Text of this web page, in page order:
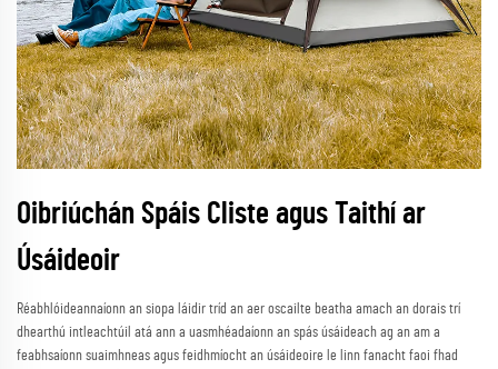
Oibriúchán Spáis Cliste agus Taithí ar
Úsáideoir
Réabhlóideannaíonn an siopa láidir tríd an aer oscailte beatha amach an dorais trí
dhearthú intleachtúil atá ann a uasmhéadaíonn an spás úsáideach ag an am a
feabhsaíonn suaimhneas agus feidhmíocht an úsáideoire le linn fanacht faoi fhad